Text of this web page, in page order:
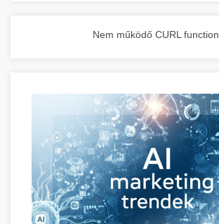
Nem működő CURL function.